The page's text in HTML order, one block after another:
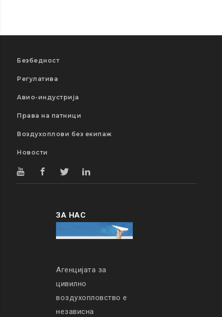
Безбедност
Регулатива
Авио-индустрија
Права на патници
Воздухоплови без екипаж
Новости
ЗА НАС
Агенцијата за
цивилно
воздухопловство е
независна